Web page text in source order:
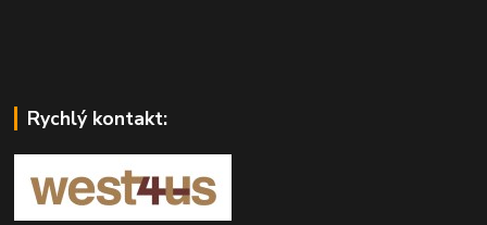
Rychlý kontakt: